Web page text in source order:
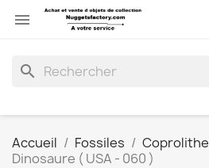

search
Accueil Fossiles Coprolithe
Dinosaure ( USA - 060 )